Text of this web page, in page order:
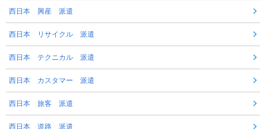
西日本 興産 派遣
西日本 リサイクル 派遣
西日本 テクニカル 派遣
西日本 カスタマー 派遣
西日本 旅客 派遣
西日本 道路 派遣